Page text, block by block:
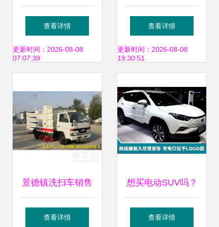
无社保要求，轻松
开回深圳牌！
查看详情
更新时间：2026-08-08
07:07:39
荐车型与市场报价
解析
查看详情
更新时间：2026-08-08
19:30:51
景德镇洗扫车销售
服务热线及选购指
查看详情
想买电动SUV吗？
这款新车续航
查看详情